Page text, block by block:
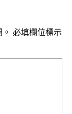
必填欄位標示